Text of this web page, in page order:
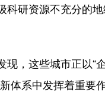
研资源不充分的地
，这些城市正以“
系中发挥着重要